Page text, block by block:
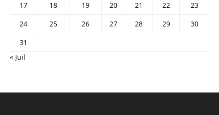
17
18 19 20 21 22
23
24
25 26 27 28 29
30
31
« Juil